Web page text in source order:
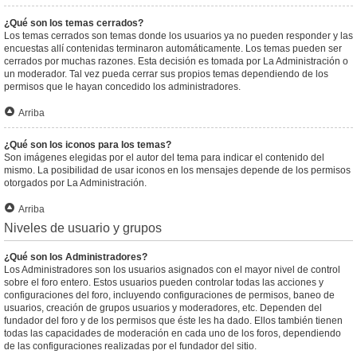
¿Qué son los temas cerrados?
Los temas cerrados son temas donde los usuarios ya no pueden responder y las
encuestas allí contenidas terminaron automáticamente. Los temas pueden ser
cerrados por muchas razones. Esta decisión es tomada por La Administración o
un moderador. Tal vez pueda cerrar sus propios temas dependiendo de los
permisos que le hayan concedido los administradores.
Arriba
¿Qué son los iconos para los temas?
Son imágenes elegidas por el autor del tema para indicar el contenido del
mismo. La posibilidad de usar iconos en los mensajes depende de los permisos
otorgados por La Administración.
Arriba
Niveles de usuario y grupos
¿Qué son los Administradores?
Los Administradores son los usuarios asignados con el mayor nivel de control
sobre el foro entero. Estos usuarios pueden controlar todas las acciones y
configuraciones del foro, incluyendo configuraciones de permisos, baneo de
usuarios, creación de grupos usuarios y moderadores, etc. Dependen del
fundador del foro y de los permisos que éste les ha dado. Ellos también tienen
todas las capacidades de moderación en cada uno de los foros, dependiendo
de las configuraciones realizadas por el fundador del sitio.